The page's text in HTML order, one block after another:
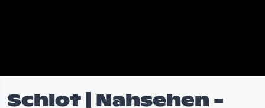
Schlot | Nahsehen -